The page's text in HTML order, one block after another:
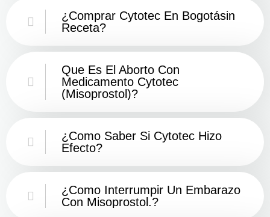
¿Comprar Cytotec En Bogotásin
Receta?
Que Es El Aborto Con
Medicamento Cytotec
(misoprostol)?
¿Como Saber Si Cytotec Hizo
Efecto?
¿como Interrumpir Un Embarazo
Con Misoprostol.?